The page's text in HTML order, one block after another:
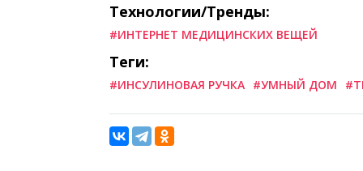
Технологии/Тренды:
#ИНТЕРНЕТ МЕДИЦИНСКИХ ВЕЩЕЙ
Теги:
#ИНСУЛИНОВАЯ РУЧКА #УМНЫЙ ДОМ